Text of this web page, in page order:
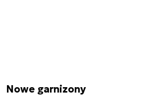
Nowe garnizony